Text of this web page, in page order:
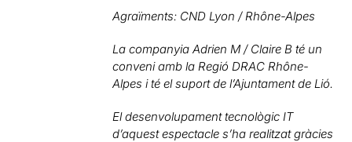
Agraïments: CND Lyon / Rhône-Alpes
La companyia Adrien M / Claire B té un
conveni amb la Regió DRAC Rhône-
Alpes i té el suport de l’Ajuntament de Lió.
El desenvolupament tecnològic IT
d’aquest espectacle s’ha realitzat gràcies